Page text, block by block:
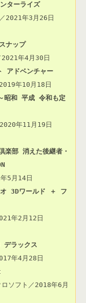
ターライズ
2021年3月26日
ナップ
アドベンチャー
年10月18日
昭和 平成 令和も定
年11月19日
楽部 消えた後継者・
5月14日
3Dワールド ＋ フ
年2月12日
デラックス
年4月28日
ソフト／2018年6月